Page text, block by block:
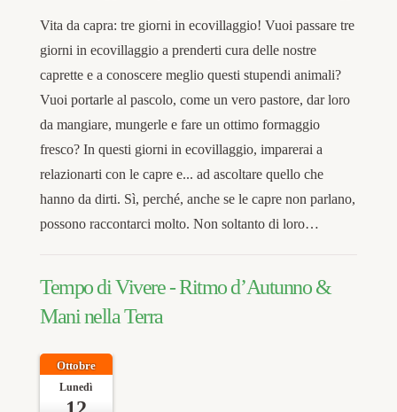
Vita da capra: tre giorni in ecovillaggio! Vuoi passare tre
giorni in ecovillaggio a prenderti cura delle nostre
caprette e a conoscere meglio questi stupendi animali?
Vuoi portarle al pascolo, come un vero pastore, dar loro
da mangiare, mungerle e fare un ottimo formaggio
fresco? In questi giorni in ecovillaggio, imparerai a
relazionarti con le capre e... ad ascoltare quello che
hanno da dirti. Sì, perché, anche se le capre non parlano,
possono raccontarci molto. Non soltanto di loro…
Tempo di Vivere - Ritmo d’Autunno &
Mani nella Terra
Ottobre
Lunedì